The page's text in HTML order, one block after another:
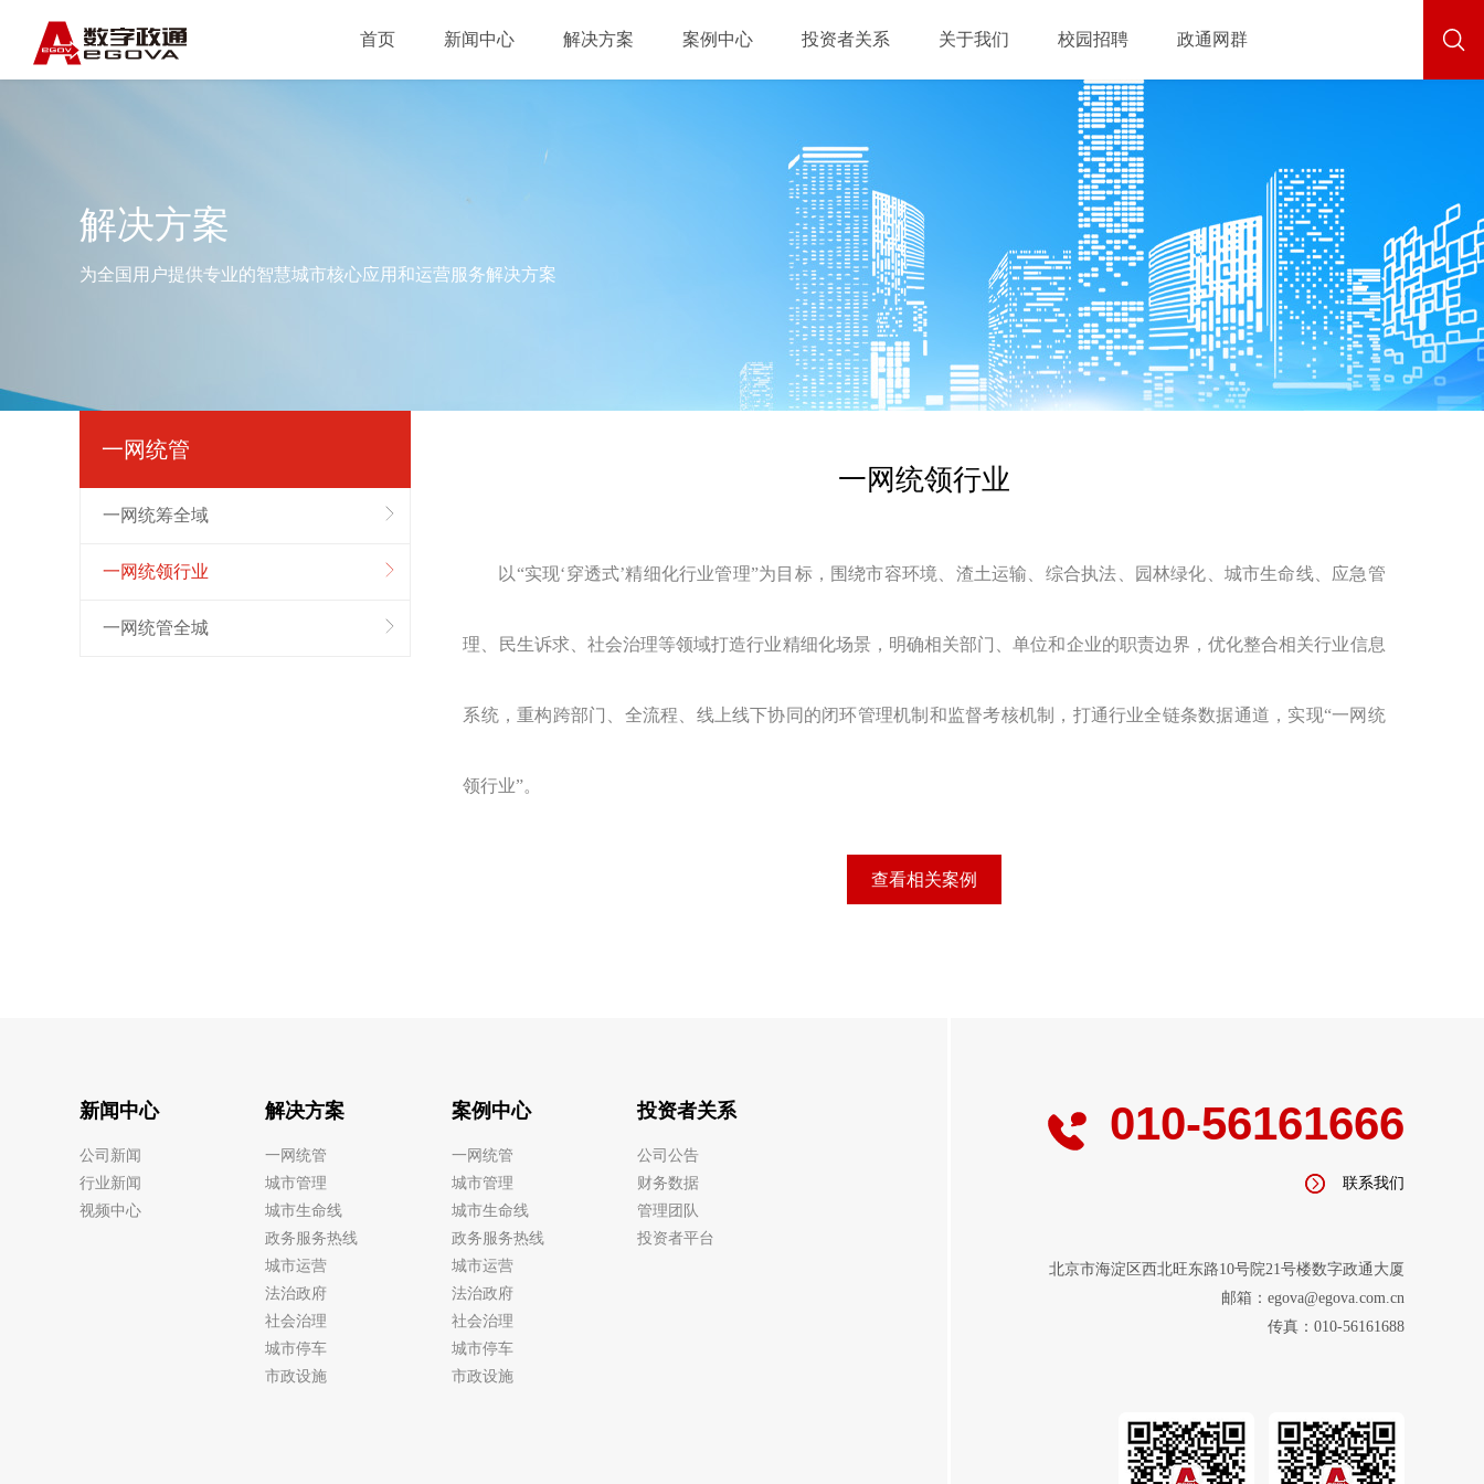
首页 新闻中心 解决方案 案例中心 投资者关系 关于我们 校园招聘 政通网群
解决方案
为全国用户提供专业的智慧城市核心应用和运营服务解决方案
一网统管
一网统筹全域
一网统领行业
一网统管全城
一网统领行业
以“实现‘穿透式’精细化行业管理”为目标，围绕市容环境、渣土运输、综合执法、园林绿化、城市生命线、应急管
理、民生诉求、社会治理等领域打造行业精细化场景，明确相关部门、单位和企业的职责边界，优化整合相关行业信息
系统，重构跨部门、全流程、线上线下协同的闭环管理机制和监督考核机制，打通行业全链条数据通道，实现“一网统
领行业”。
查看相关案例
新闻中心
公司新闻
行业新闻
视频中心
解决方案
一网统管
城市管理
城市生命线
政务服务热线
城市运营
法治政府
社会治理
城市停车
市政设施
案例中心
一网统管
城市管理
城市生命线
政务服务热线
城市运营
法治政府
社会治理
城市停车
市政设施
投资者关系
公司公告
财务数据
管理团队
投资者平台
010-56161666
联系我们
北京市海淀区西北旺东路10号院21号楼数字政通大厦
邮箱：egova@egova.com.cn
传真：010-56161688